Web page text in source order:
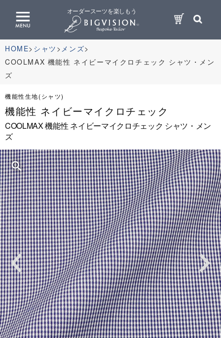
オーダースーツを楽しもう
HOME シャツ
メンズ
COOLMAX 機能性 ネイビーマイクロチェック シャツ・メン
ズ
機能性生地(シャツ)
機能性 ネイビーマイクロチェック
COOLMAX 機能性 ネイビーマイクロチェック シャツ・メン
ズ
zoom_in